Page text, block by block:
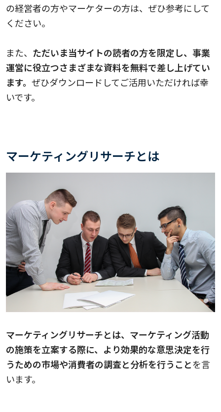
の経営者の方やマーケターの方は、ぜひ参考にして
ください。
また、 ただいま当サイトの読者の方を限定し、事業
運営に役立つさまざまな資料を無料で差し上げてい
ます。 ぜひダウンロードしてご活用いただければ幸
いです。
マーケティングリサーチとは
マーケティングリサーチとは、マーケティング活動
の施策を立案する際に、より効果的な意思決定を行
うための市場や消費者の調査と分析を行うことを言
います。